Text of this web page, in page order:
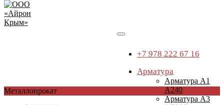
Перейти
+7 978 222 67 16
Арматура
Арматура А1
А240
Арматура А3
Металлопрокат